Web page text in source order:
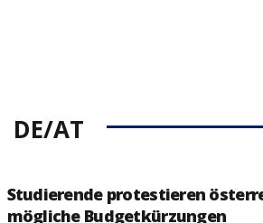
DE/AT
Studierende protestieren
mögliche Budgetkürzungen